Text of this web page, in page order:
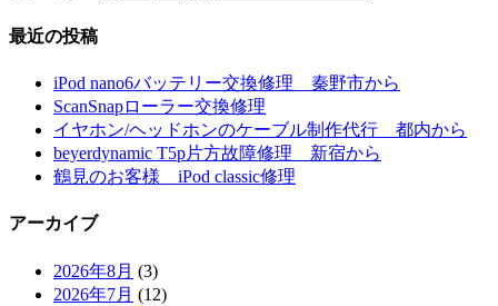
最近の投稿
iPod nano6バッテリー交換修理 秦野市から
ScanSnapローラー交換修理
イヤホン/ヘッドホンのケーブル制作代行 都内から
beyerdynamic T5p片方故障修理 新宿から
鶴見のお客様 iPod classic修理
アーカイブ
2026年8月 (3)
2026年7月 (12)